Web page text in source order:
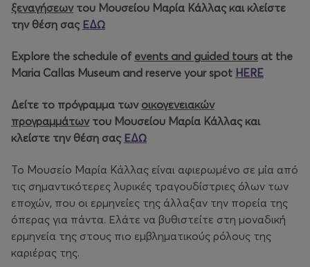
ξεναγήσεωντου Μουσείου Μαρία Κάλλας και κλείστε
την θέση σας ΕΔΩ
Explore the schedule of events and guided tours at the
Maria Callas Museum and reserve your spot HERE
Δείτε το πρόγραμμα των οικογενειακών
προγραμμάτωντου Μουσείου Μαρία Κάλλας και
κλείστε την θέση σας ΕΔΩ
Το Μουσείο Μαρία Κάλλας είναι αφιερωμένο σε μία από
τις σημαντικότερες λυρικές τραγουδίστριες όλων των
εποχών, που οι ερμηνείες της άλλαξαν την πορεία της
όπερας για πάντα. Ελάτε να βυθιστείτε στη μοναδική
ερμηνεία της στους πιο εμβληματικούς ρόλους της
καριέρας της.